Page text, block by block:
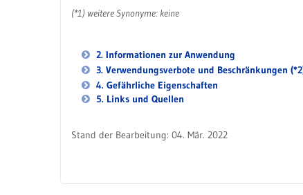
(*1) weitere Synonyme: keine
2. Informationen zur Anwendung
3. Verwendungsverbote und Beschränkungen
4. Gefährliche Eigenschaften
5. Links und Quellen
Stand der Bearbeitung: 04. Mär. 2022